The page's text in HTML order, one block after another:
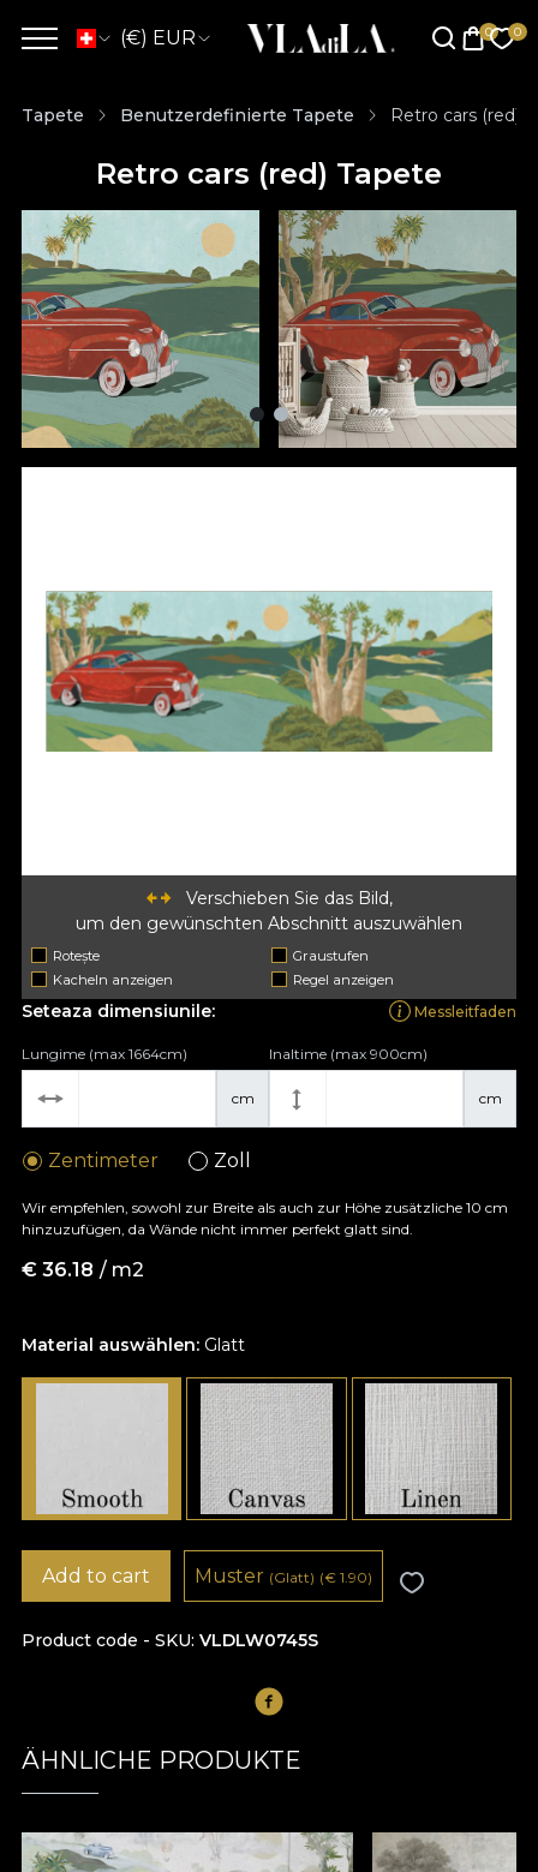
(€) EUR
Tapete Benutzerdefinierte Tapete Retro cars (red)
Retro cars (red) Tapete
Verschieben Sie das Bild,
um den gewünschten Abschnitt auszuwählen
Rotește
Graustufen
Kacheln anzeigen
Regel anzeigen
Material auswählen: Glatt
Seteaza dimensiunile: Messleitfaden
cm
Lungime (max 1664cm)
cm
Inaltime (max 900cm)
Zentimeter Zoll
Wir empfehlen, sowohl zur Breite als auch zur Höhe zusätzliche 10 cm
hinzuzufügen, da Wände nicht immer perfekt glatt sind.
€ 36.18 / m2
Product code - SKU VLDLW0745S
Add to cart Muster (Glatt) (€ 1.90)
ÄHNLICHE PRODUKTE